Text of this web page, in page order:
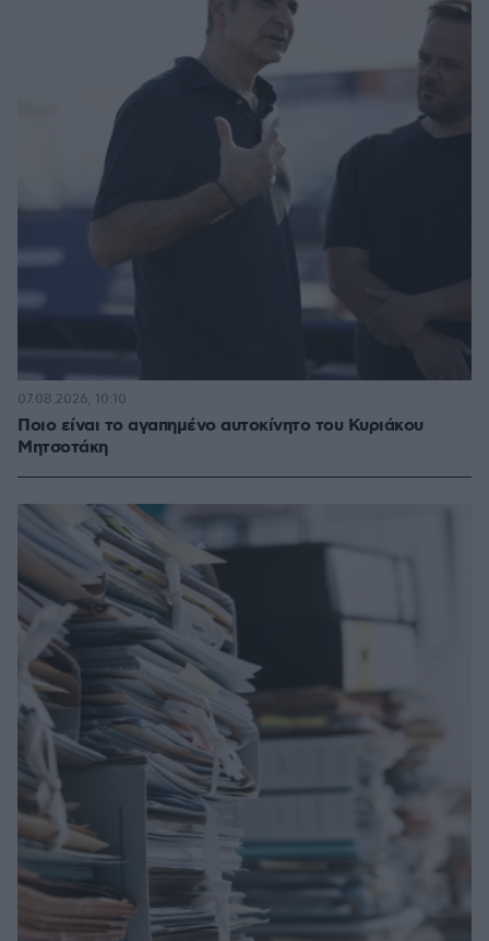
Ποιο είναι το αγαπημένο αυτοκίνητο του Κυριάκου
Μητσοτάκη
07.08.2026, 10:10